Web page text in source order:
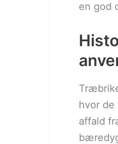
en god
hvor
affald